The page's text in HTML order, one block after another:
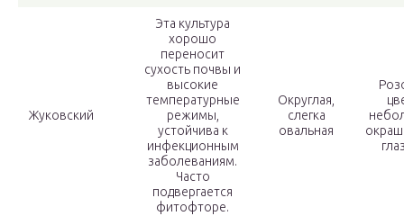
Жуковский
Эта культура
хорошо
переносит
сухость почвы и
высокие
температурные
режимы,
устойчива к
инфекционным
заболеваниям.
Часто
подвергается
фитофторе.
Округлая,
слегка
овальная